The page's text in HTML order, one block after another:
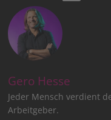
Gero Hesse
Jeder Mensch verdient
Arbeitgeber.